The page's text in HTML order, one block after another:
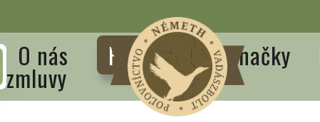
O nás Produkty Značky
zmluvy